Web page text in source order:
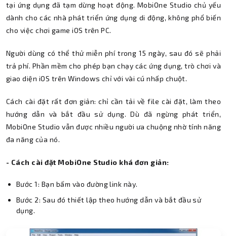
tại ứng dụng đã tạm dừng hoạt động. MobiOne Studio chủ yếu
dành cho các nhà phát triển ứng dụng di động, không phổ biến
cho việc chơi game iOS trên PC.
Người dùng có thể thử miễn phí trong 15 ngày, sau đó sẽ phải
trả phí. Phần mềm cho phép bạn chạy các ứng dụng, trò chơi và
giao diện iOS trên Windows chỉ với vài cú nhấp chuột.
Cách cài đặt rất đơn giản: chỉ cần tải về file cài đặt, làm theo
hướng dẫn và bắt đầu sử dụng. Dù đã ngừng phát triển,
MobiOne Studio vẫn được nhiều người ưa chuộng nhờ tính năng
đa năng của nó.
- Cách cài đặt MobiOne Studio khá đơn giản:
Bước 1: Bạn bấm vào đường link này.
Bước 2: Sau đó thiết lập theo hướng dẫn và bắt đầu sử
dụng.